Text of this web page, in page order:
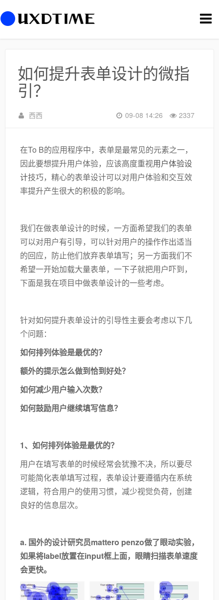
切
换
如何提升表单设计的微指
引？
西西 2337
09-08 14:26
在To B的应用程序中，表单是最常见的元素之一，
因此要想提升用户体验，应该高度重视用户体验设
计技巧，精心的表单设计可以对用户体验和交互效
率提升产生很大的积极的影响。
我们在做表单设计的时候，一方面希望我们的表单
可以对用户有引导，可以针对用户的操作作出适当
的回应，防止他们放弃表单填写；另一方面我们不
希望一开始加载大量表单，一下子就把用户吓到，
下面是我在项目中做表单设计的一些考虑。
针对如何提升表单设计的引导性主要会考虑以下几
个问题：
如何排列体验是最优的？
额外的提示怎么做到恰到好处？
如何减少用户输入次数？
如何鼓励用户继续填写信息？
1、如何排列体验是最优的？
用户在填写表单的时候经常会犹豫不决，所以要尽
可能简化表单填写过程，表单设计要遵循内在系统
逻辑，符合用户的使用习惯，减少视觉负荷，创建
良好的信息层次。
a. 国外的设计研究员mattero penzo做了眼动实验，
如果将label放置在input框上面，眼睛扫描表单速度
会更快。